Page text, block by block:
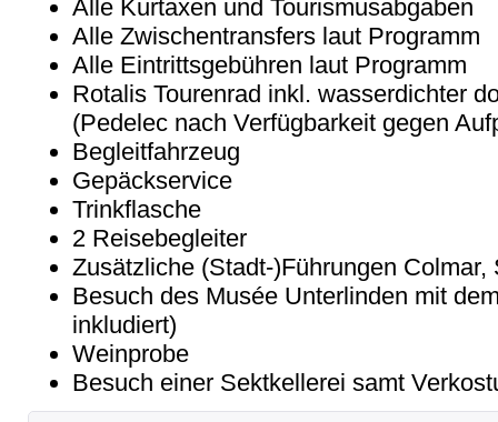
Alle Kurtaxen und Tourismusabgaben
Alle Zwischentransfers laut Programm
Alle Eintrittsgebühren laut Programm
Rotalis Tourenrad inkl. wasserdichter
(Pedelec nach Verfügbarkeit gegen
Begleitfahrzeug
Gepäckservice
Trinkflasche
2 Reisebegleiter
Zusätzliche (Stadt-)Führungen Colmar,
Besuch des Musée Unterlinden mit
inkludiert)
Weinprobe
Besuch einer Sektkellerei samt